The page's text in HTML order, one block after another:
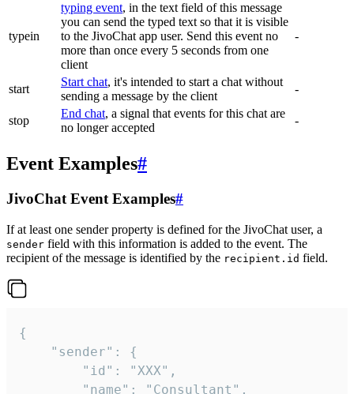
typein
typing event, in the text field of this message
you can send the typed text so that it is visible
to the JivoChat app user. Send this event no
more than once every 5 seconds from one
client
-
start
Start chat, it's intended to start a chat without
sending a message by the client
-
stop
End chat, a signal that events for this chat are
no longer accepted
-
Event Examples#
JivoChat Event Examples#
If at least one sender property is defined for the JivoChat user, a
sender field with this information is added to the event. The
recipient of the message is identified by the recipient.id field.
{